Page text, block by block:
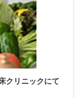
クリニックにて